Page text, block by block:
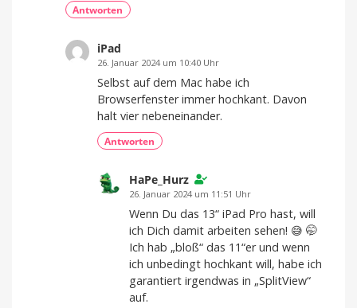
Antworten
iPad
26. Januar 2024 um 10:40 Uhr
Selbst auf dem Mac habe ich
Browserfenster immer hochkant. Davon
halt vier nebeneinander.
Antworten
HaPe_Hurz
26. Januar 2024 um 11:51 Uhr
Wenn Du das 13“ iPad Pro hast, will
ich Dich damit arbeiten sehen! 😅 🤭
Ich hab „bloß“ das 11“er und wenn
ich unbedingt hochkant will, habe ich
garantiert irgendwas in „SplitView“
auf.